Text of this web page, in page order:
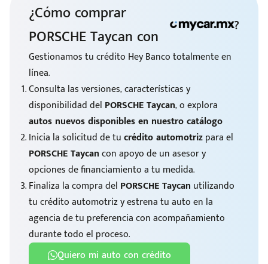
¿Cómo comprar
PORSCHE Taycan con
?
Gestionamos tu crédito Hey Banco totalmente en
línea.
Consulta las versiones, características y
disponibilidad del PORSCHE Taycan, o explora
autos nuevos disponibles en nuestro catálogo
Inicia la solicitud de tucrédito automotrizpara el
PORSCHE Taycancon apoyo de un asesor y
opciones de financiamiento a tu medida.
Finaliza la compra del PORSCHE Taycan utilizando
tu crédito automotriz y estrena tu auto en la
agencia de tu preferencia con acompañamiento
durante todo el proceso.
Quiero mi auto con crédito